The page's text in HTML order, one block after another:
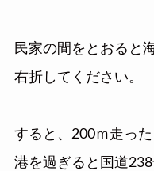
民家の間をとおると
右折してください。
すると、200ｍ走っ
港を過ぎると国道